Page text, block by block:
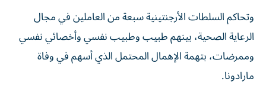
وتحاكم السلطات الأرجنتينية سبعة من العاملين في مجال
الرعاية الصحية، بينهم طبيب وطبيب نفسي وأخصائي نفسي
وممرضات، بتهمة الإهمال المحتمل الذي أسهم في وفاة
مارادونا.